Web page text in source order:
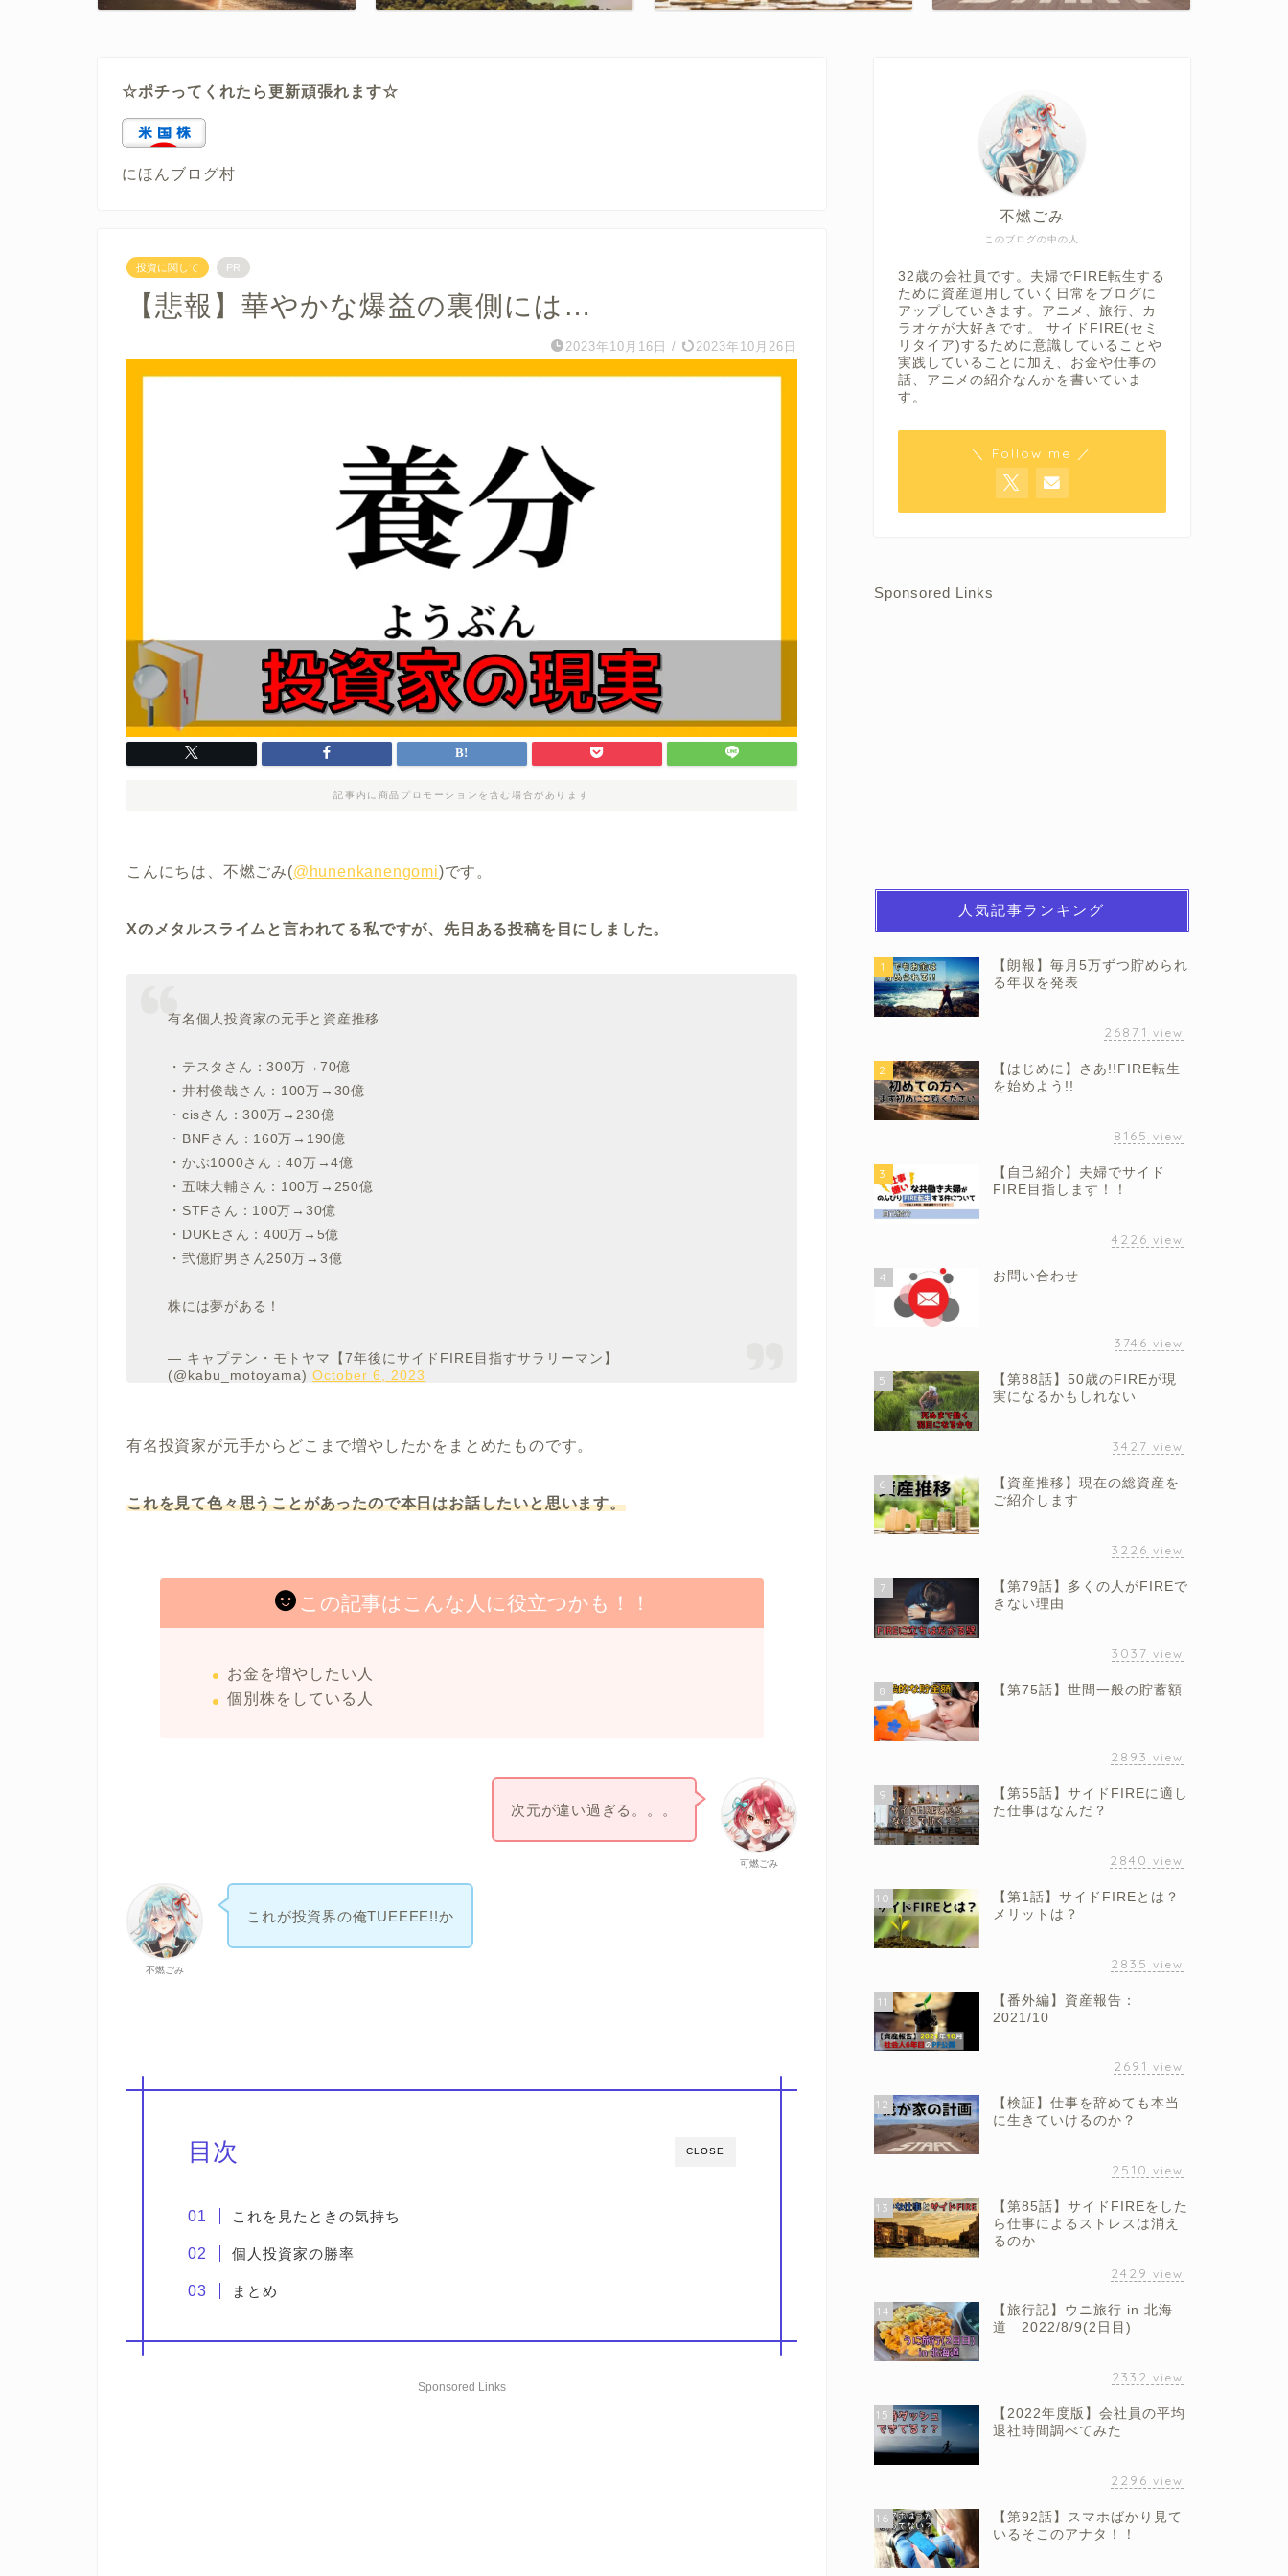
☆ポチってくれたら更新頑張れます☆
にほんブログ村
投資に関して PR
【悲報】華やかな爆益の裏側には…
2023年10月16日 / 2023年10月26日
記事内に商品プロモーションを含む場合があります
こんにちは、不燃ごみ(@hunenkanengomi)です。
Xのメタルスライムと言われてる私ですが、先日ある投稿を目にしました。
有名個人投資家の元手と資産推移
・テスタさん：300万→70億
・井村俊哉さん：100万→30億
・cisさん：300万→230億
・BNFさん：160万→190億
・かぶ1000さん：40万→4億
・五味大輔さん：100万→250億
・STFさん：100万→30億
・DUKEさん：400万→5億
・弐億貯男さん250万→3億
株には夢がある！
— キャプテン・モトヤマ【7年後にサイドFIRE目指すサラリーマン】
(@kabu_motoyama)October 6, 2023
有名投資家が元手からどこまで増やしたかをまとめたものです。
これを見て色々思うことがあったので本日はお話したいと思います。
この記事はこんな人に役立つかも！！
お金を増やしたい人
個別株をしている人
可燃ごみ
次元が違い過ぎる。。。
不燃ごみ
これが投資界の俺TUEEEE!!か
CLOSE
目次
これを見たときの気持ち
個人投資家の勝率
まとめ
Sponsored Links
このブログの中の人
不燃ごみ
32歳の会社員です。夫婦でFIRE転生する
ために資産運用していく日常をブログに
アップしていきます。アニメ、旅行、カ
ラオケが大好きです。 サイドFIRE(セミ
リタイア)するために意識していることや
実践していることに加え、お金や仕事の
話、アニメの紹介なんかを書いていま
す。
＼ Follow me ／
Sponsored Links
人気記事ランキング
1
【朗報】毎月5万ずつ貯められ
る年収を発表
26871 view
2
【はじめに】さあ!!FIRE転生
を始めよう!!
8165 view
3
【自己紹介】夫婦でサイド
FIRE目指します！！
4226 view
4 お問い合わせ
3746 view
5
【第88話】50歳のFIREが現
実になるかもしれない
3427 view
6
【資産推移】現在の総資産を
ご紹介します
3226 view
7
【第79話】多くの人がFIREで
きない理由
3037 view
8 【第75話】世間一般の貯蓄額
2893 view
9
【第55話】サイドFIREに適し
た仕事はなんだ？
2840 view
10
【第1話】サイドFIREとは？
メリットは？
2835 view
11
【番外編】資産報告：
2021/10
2691 view
12
【検証】仕事を辞めても本当
に生きていけるのか？
2510 view
13
【第85話】サイドFIREをした
ら仕事によるストレスは消え
るのか
2429 view
14
【旅行記】ウニ旅行 in 北海
道 2022/8/9(2日目)
2332 view
15
【2022年度版】会社員の平均
退社時間調べてみた
2296 view
16
【第92話】スマホばかり見て
いるそこのアナタ！！